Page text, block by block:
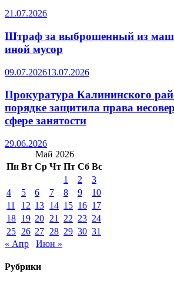
21.07.2026
Штраф за выброшенный из
иной мусор
09.07.202613.07.2026
Прокуратура Калининского
порядке защитила права
сфере занятости
29.06.2026
Май 2026
Пн Вт Ср Чт Пт Сб Вс
1
2
3
4
5 6 7 8 9
10
11
12 13 14 15 16 17
18 19 20 21 22 23 24
25 26 27 28 29 30 31
« Апр
Июн »
Рубрики